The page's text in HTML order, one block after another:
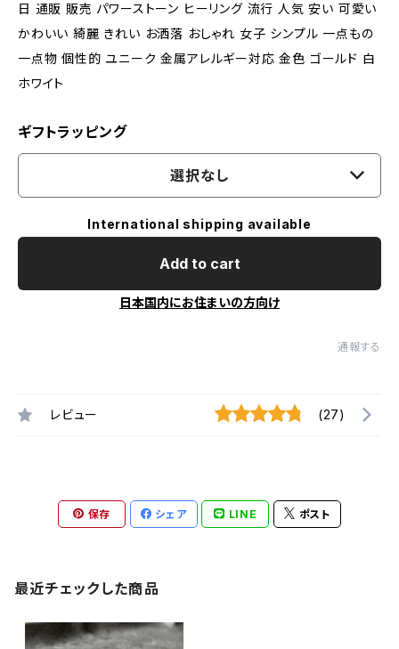
日 通販 販売 パワーストーン ヒーリング 流行 人気 安い 可愛い
かわいい 綺麗 きれい お洒落 おしゃれ 女子 シンプル 一点もの
一点物 個性的 ユニーク 金属アレルギー対応 金色 ゴールド 白
ホワイト
ギフトラッピング
選択なし
International shipping available
Add to cart
日本国内にお住まいの方向け
通報する
レビュー (27)
保存 シェア LINE ポスト
最近チェックした商品